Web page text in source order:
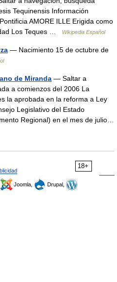
Tequinensis Información
AMORE ILLE Erigida como
Los Teques …
Wikipedia Español
— Nacimiento 15 de octubre de
de Miranda — Saltar a
a comienzos del 2006 La
la aprobada en la reforma a Ley
Legislativo del Estado
Regional) en el mes de julio…
18+
Joomla,
Drupal,